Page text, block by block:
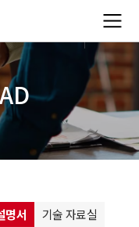
명서 기술 자료실